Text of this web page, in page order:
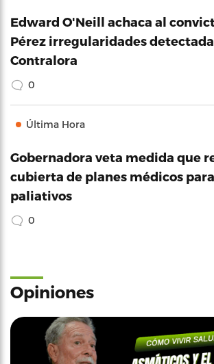
Edward O'Neill achaca al
Pérez irregularidades
Contralora
0
Última Hora
Gobernadora veta medida que
cubierta de planes médicos
paliativos
0
Opiniones